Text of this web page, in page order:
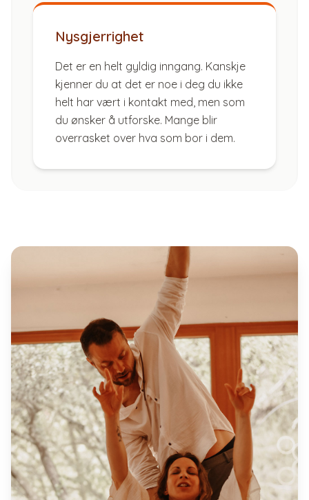
Nysgjerrighet
Det er en helt gyldig inngang. Kanskje
kjenner du at det er noe i deg du ikke
helt har vært i kontakt med, men som
du ønsker å utforske. Mange blir
overrasket over hva som bor i dem.